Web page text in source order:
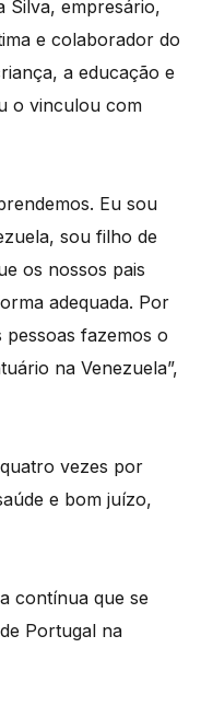
Silva, empresário,
e colaborador do
a educação e
o vinculou com
Eu sou
sou filho de
os nossos pais
adequada. Por
fazemos o
na Venezuela”,
vezes por
e bom juízo,
contínua que se
Portugal na